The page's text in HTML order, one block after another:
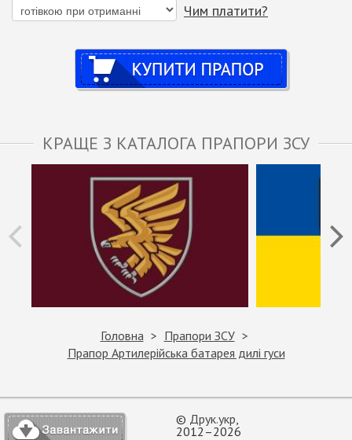
Чим платити?
Купити
КРАЩЕ З КАТАЛОГА ПРАПОРИ ЗСУ
Головна
Прапори ЗСУ
Прапор Артилерійська батарея дилі гуси
© Друк.укр,
2012–2026